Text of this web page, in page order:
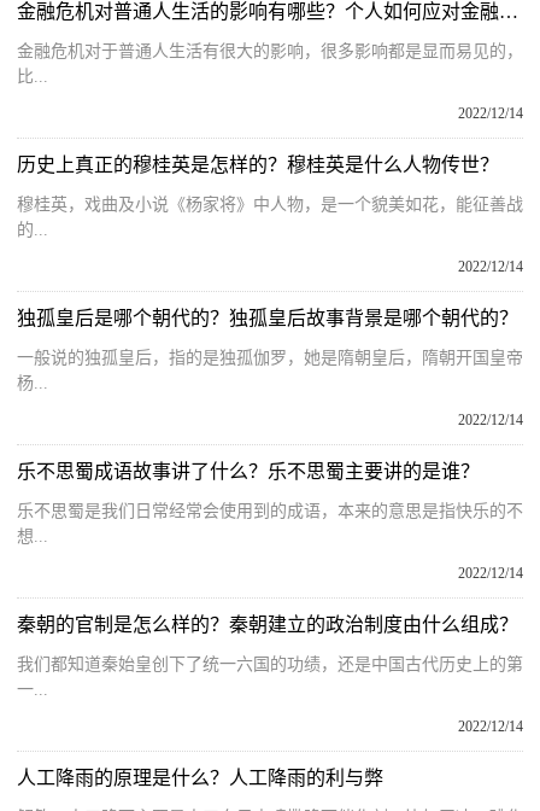
金融危机对普通人生活的影响有哪些？个人如何应对金融危机？
金融危机对于普通人生活有很大的影响，很多影响都是显而易见的，
比...
2022/12/14
历史上真正的穆桂英是怎样的？穆桂英是什么人物传世？
穆桂英，戏曲及小说《杨家将》中人物，是一个貌美如花，能征善战
的...
2022/12/14
独孤皇后是哪个朝代的？独孤皇后故事背景是哪个朝代的？
一般说的独孤皇后，指的是独孤伽罗，她是隋朝皇后，隋朝开国皇帝
杨...
2022/12/14
乐不思蜀成语故事讲了什么？乐不思蜀主要讲的是谁？
乐不思蜀是我们日常经常会使用到的成语，本来的意思是指快乐的不
想...
2022/12/14
秦朝的官制是怎么样的？秦朝建立的政治制度由什么组成？
我们都知道秦始皇创下了统一六国的功绩，还是中国古代历史上的第
一...
2022/12/14
人工降雨的原理是什么？人工降雨的利与弊